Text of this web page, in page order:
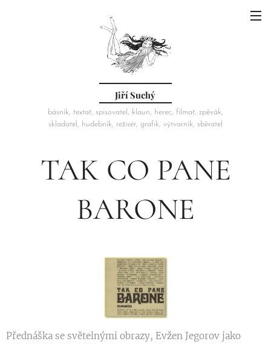
Jiří Suchý
básník, textař, spisovatel, klaun, herec, filmař, zpěvák,
skladatel, hudebník, režisér, grafik, výtvarník, sběratel
TAK CO PANE
BARONE
Přednáška se světelnými obrazy, Evžen Jegorov jako